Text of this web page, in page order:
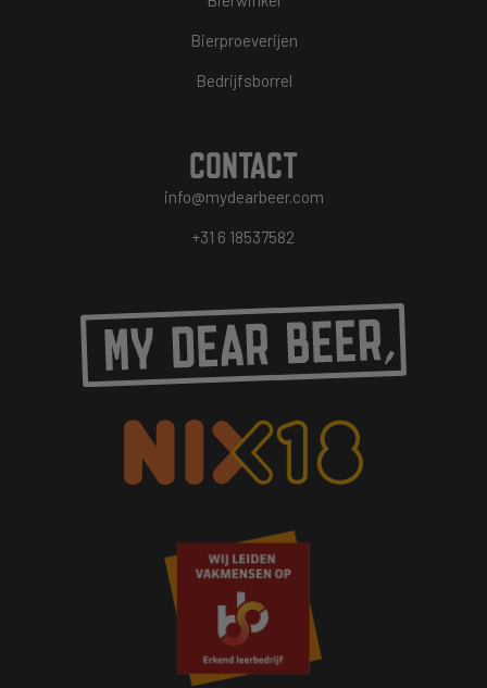
Bierproeverijen
Bedrijfsborrel
CONTACT
info@mydearbeer.com
+31 6 18537582